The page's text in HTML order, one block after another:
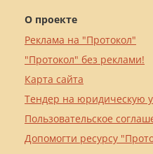
О проекте
Реклама на "Протокол"
"Протокол" без реклами!
Карта сайта
Тендер на юридическую
Пользовательское
Допомогти ресурсу